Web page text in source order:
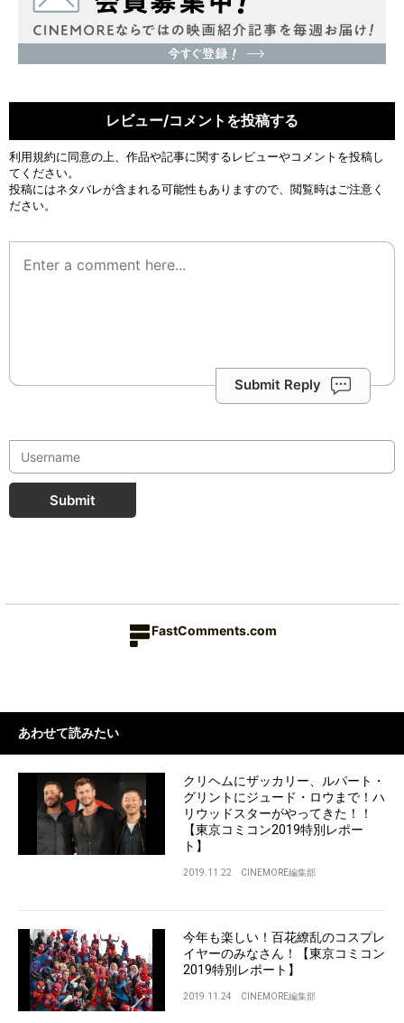
レビュー/コメントを投稿する
利用規約に同意の上、作品や記事に関するレビューやコメントを投稿し
てください。
投稿にはネタバレが含まれる可能性もありますので、閲覧時はご注意く
ださい。
Submit Reply
Submit
FastComments.com
あわせて読みたい
クリヘムにザッカリー、ルパート・
グリントにジュード・ロウまで！ハ
リウッドスターがやってきた！！
【東京コミコン2019特別レポー
ト】
2019.11.22 CINEMORE編集部
今年も楽しい！百花繚乱のコスプレ
イヤーのみなさん！【東京コミコン
2019特別レポート】
2019.11.24 CINEMORE編集部